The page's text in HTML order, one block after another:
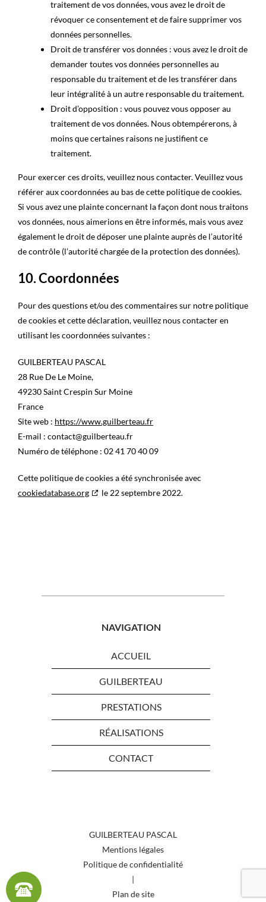
traitement de vos données, vous avez le droit de
révoquer ce consentement et de faire supprimer vos
données personnelles.
Droit de transférer vos données : vous avez le droit de
demander toutes vos données personnelles au
responsable du traitement et de les transférer dans
leur intégralité à un autre responsable du traitement.
Droit d’opposition : vous pouvez vous opposer au
traitement de vos données. Nous obtempérerons, à
moins que certaines raisons ne justifient ce
traitement.
Pour exercer ces droits, veuillez nous contacter. Veuillez vous
référer aux coordonnées au bas de cette politique de cookies.
Si vous avez une plainte concernant la façon dont nous traitons
vos données, nous aimerions en être informés, mais vous avez
également le droit de déposer une plainte auprès de l’autorité
de contrôle (l’autorité chargée de la protection des données).
10. Coordonnées
Pour des questions et/ou des commentaires sur notre politique
de cookies et cette déclaration, veuillez nous contacter en
utilisant les coordonnées suivantes :
GUILBERTEAU PASCAL
28 Rue De Le Moine,
49230 Saint Crespin Sur Moine
France
Site web : https://www.guilberteau.fr
E-mail : contact@guilberteau.fr
Numéro de téléphone : 02 41 70 40 09
Cette politique de cookies a été synchronisée avec
cookiedatabase.org
le 22 septembre 2022.
NAVIGATION
ACCUEIL
GUILBERTEAU
PRESTATIONS
RÉALISATIONS
CONTACT
GUILBERTEAU PASCAL
Mentions légales
Politique de confidentialité
|
Plan de site